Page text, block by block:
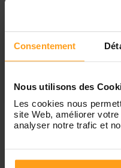
Consentement
Nous utilisons des
Les cookies nous
site Web, améliorer
analyser notre trafic et
Bonjours je m'appelle
faire du baby-sitting
calme je suis mâture et je
l'avantage que ma mère
coucher les...